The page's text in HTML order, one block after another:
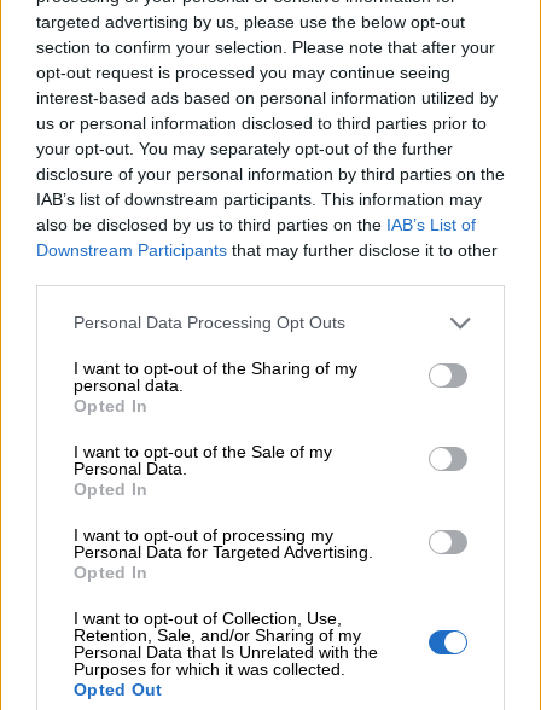
targeted advertising by us, please use the below opt-out
section to confirm your selection. Please note that after your
opt-out request is processed you may continue seeing
interest-based ads based on personal information utilized by
us or personal information disclosed to third parties prior to
your opt-out. You may separately opt-out of the further
disclosure of your personal information by third parties on the
IAB’s list of downstream participants. This information may
also be disclosed by us to third parties on the IAB’s List of
Downstream Participants that may further disclose it to other
Personal Data Processing Opt Outs
I want to opt-out of the Sharing of my
personal data.
Opted In
I want to opt-out of the Sale of my
Personal Data.
Opted In
I want to opt-out of processing my
Personal Data for Targeted Advertising.
Opted In
I want to opt-out of Collection, Use,
Retention, Sale, and/or Sharing of my
Personal Data that Is Unrelated with the
Purposes for which it was collected.
Opted Out
10:28
Ομαδικά Ασφαλιστικά προϊόντα Επαγγελματικής
Συνταξιοδότησης: Νέο πεδίο ανάπτυξης για ασφαλιστικές και
ασφαλιστές
09:23
CrediaBank: Οικονομικά Αποτελέσματα A’ Εξαμήνου 2026 -
Υψηλοί ρυθμοί ανάπτυξης και νέα ρεκόρ επιδόσεων
08:45
Στόχος για νέα δάνεια 15 δισ. το 2026, η «ακτινογραφία» της
Metlen, μεγαλώνει ταχύτατα η CrediaBank
06.08.2026 - 22:39
10.000 φορές η διεθνής επιστημονική κοινότητα παρέπεμψε
Κοντοβουνήσιος
Μιχάλης Τάτσης, Insurance & Healthcare Analyst, διευθυντής
Επιχειρηματικής Ανάπτυξης Ομίλου HHG
06.08.2026 - 13:30
Όταν η επόμενη μέρα είναι στάχτη, τι θα πει ο Ασφαλιστικός
Διαμεσολαβητής στον πελάτη κλάδου υγείας;